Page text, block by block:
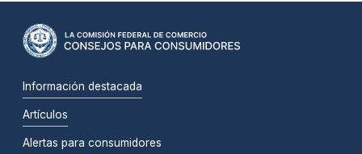
Información destacada
Artículos
Alertas para consumidores